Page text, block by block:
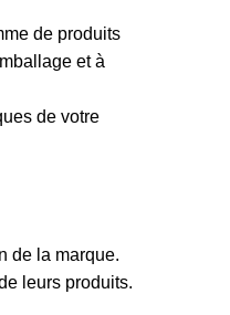
de produits
et à
de votre
de la marque.
leurs produits.